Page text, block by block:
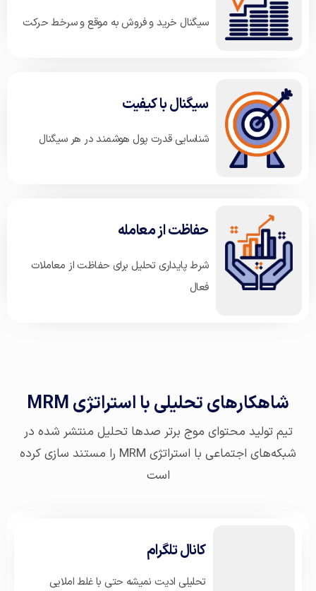
سیگنال خرید و فروش به موقع و سرخط حرکت
سیگنال با کیفیت
شناسایی قدرت پول هوشمند در هر سیگنال
حفاظت از معامله
شرط پایداری تحلیل برای حفاظت از معاملات
فعال
شاهکارهای تحلیلی با استراتژی MRM
تیم تولید محتوای موج برتر صدها تحلیل منتشر شده در
شبکه‌های اجتماعی با استراتژی MRM را مستند سازی کرده
است
کانال تلگرام
تحلیلی ادیت نمیشه حتی با غلط املایی